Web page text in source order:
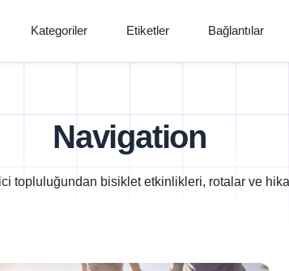
Kategoriler Etiketler Bağlantılar
Navigation
topluluğundan bisiklet etkinlikleri, rotalar ve